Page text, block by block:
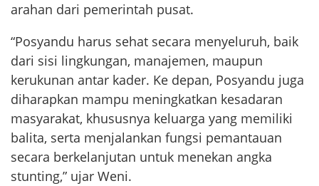
arahan dari pemerintah pusat.
“Posyandu harus sehat secara menyeluruh, baik
dari sisi lingkungan, manajemen, maupun
kerukunan antar kader. Ke depan, Posyandu juga
diharapkan mampu meningkatkan kesadaran
masyarakat, khususnya keluarga yang memiliki
balita, serta menjalankan fungsi pemantauan
secara berkelanjutan untuk menekan angka
stunting,” ujar Weni.